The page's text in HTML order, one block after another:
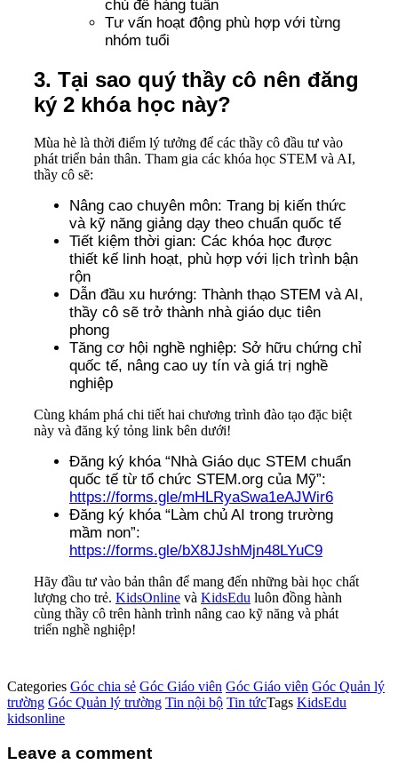
chủ đề hàng tuần
Tư vấn hoạt động phù hợp với từng
nhóm tuổi
3. Tại sao quý thầy cô nên đăng
ký 2 khóa học này?
Mùa hè là thời điểm lý tưởng để các thầy cô đầu tư vào
phát triển bản thân. Tham gia các khóa học STEM và AI,
thầy cô sẽ:
Nâng cao chuyên môn: Trang bị kiến thức
và kỹ năng giảng dạy theo chuẩn quốc tế
Tiết kiệm thời gian: Các khóa học được
thiết kế linh hoạt, phù hợp với lịch trình bận
rộn
Dẫn đầu xu hướng: Thành thạo STEM và AI,
thầy cô sẽ trở thành nhà giáo dục tiên
phong
Tăng cơ hội nghề nghiệp: Sở hữu chứng chỉ
quốc tế, nâng cao uy tín và giá trị nghề
nghiệp
Cùng khám phá chi tiết hai chương trình đào tạo đặc biệt
này và đăng ký tỏng link bên dưới!
Đăng ký khóa “Nhà Giáo dục STEM chuẩn
quốc tế từ tổ chức STEM.org của Mỹ”:
https://forms.gle/mHLRyaSwa1eAJWir6
Đăng ký khóa “Làm chủ AI trong trường
mầm non”:
https://forms.gle/bX8JJshMjn48LYuC9
Hãy đầu tư vào bản thân để mang đến những bài học chất
lượng cho trẻ. KidsOnline và KidsEdu luôn đồng hành
cùng thầy cô trên hành trình nâng cao kỹ năng và phát
triển nghề nghiệp!
Categories Góc chia sẻ Góc Giáo viên Góc Giáo viên Góc Quản lý
trường Góc Quản lý trường Tin nội bộ Tin tứcTags KidsEdu
kidsonline
Leave a comment